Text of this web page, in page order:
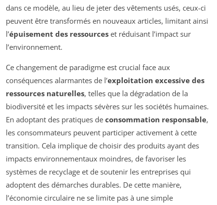
dans ce modèle, au lieu de jeter des vêtements usés, ceux-ci
peuvent être transformés en nouveaux articles, limitant ainsi
l’épuisement des ressources et réduisant l’impact sur
l’environnement.
Ce changement de paradigme est crucial face aux
conséquences alarmantes de l’exploitation excessive des
ressources naturelles, telles que la dégradation de la
biodiversité et les impacts sévères sur les sociétés humaines.
En adoptant des pratiques de consommation responsable,
les consommateurs peuvent participer activement à cette
transition. Cela implique de choisir des produits ayant des
impacts environnementaux moindres, de favoriser les
systèmes de recyclage et de soutenir les entreprises qui
adoptent des démarches durables. De cette manière,
l’économie circulaire ne se limite pas à une simple